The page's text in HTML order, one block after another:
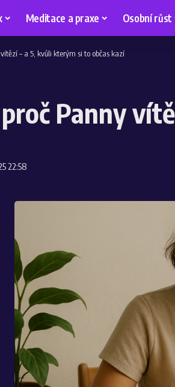
Meditace a praxe Osobní růst
– a 5, kvůli kterým si to občas kazí
Panny
22:58